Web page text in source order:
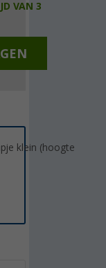
VAN 3
klein (hoogte